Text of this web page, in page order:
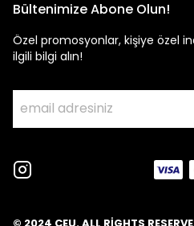
Bültenimize Abone Olun!
Özel promosyonlar, kişiye özel
ilgili bilgi alın!